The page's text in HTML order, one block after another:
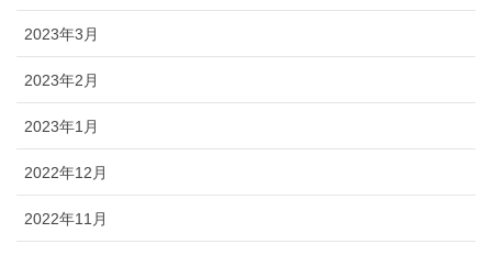
2023年3月
2023年2月
2023年1月
2022年12月
2022年11月